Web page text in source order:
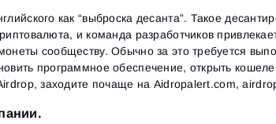
как “выброска десанта”. Такое
и команда разработчиков
сообществу. Обычно за это требуется
программное обеспечение, открыть
заходите почаще на Aidropalert.com,